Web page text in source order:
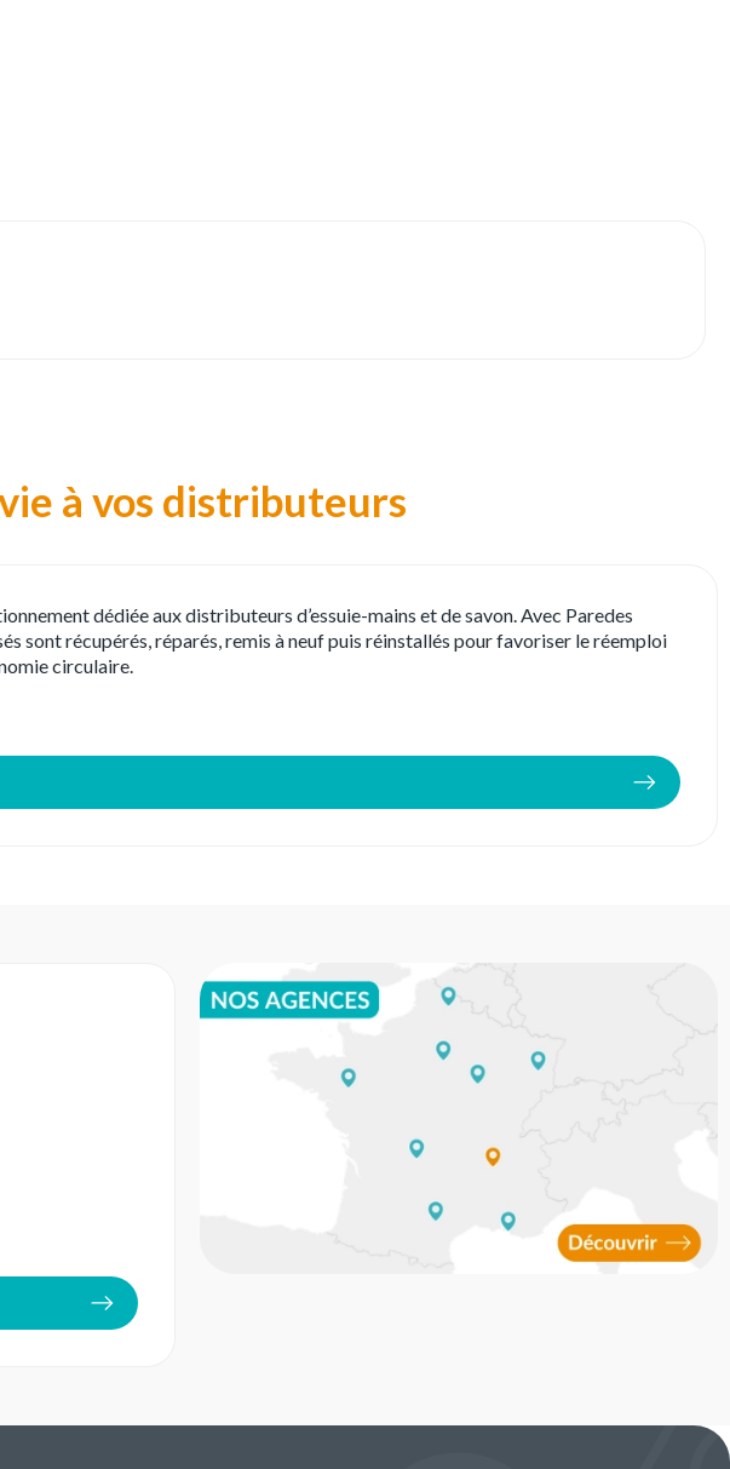
à vos distributeurs
dédiée aux distributeurs d’essuie-mains et de savon. Avec Paredes
sont récupérés, réparés, remis à neuf puis réinstallés pour favoriser le réemploi
circulaire.